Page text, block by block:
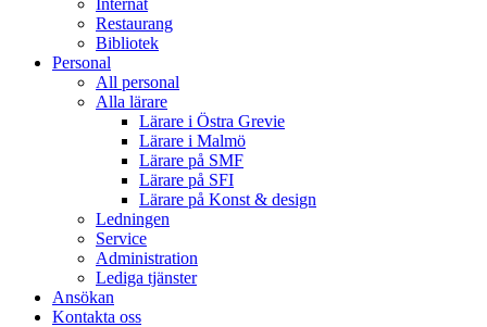
Internat
Restaurang
Bibliotek
Personal
All personal
Alla lärare
Lärare i Östra Grevie
Lärare i Malmö
Lärare på SMF
Lärare på SFI
Lärare på Konst & design
Ledningen
Service
Administration
Lediga tjänster
Ansökan
Kontakta oss